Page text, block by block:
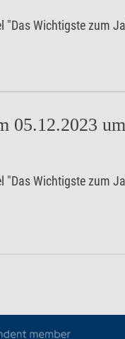
"Das Wichtigste zum
05.12.2023
"Das Wichtigste zum